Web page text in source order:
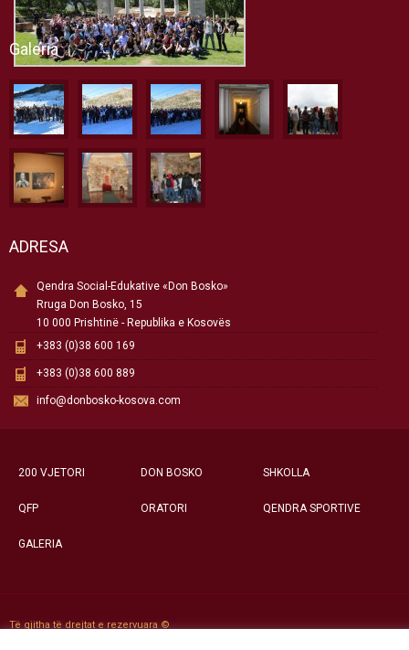
Galeria
ADRESA
Qendra Social-Edukative «Don Bosko»
Rruga Don Bosko, 15
10 000 Prishtinë - Republika e Kosovës
+383 (0)38 600 169
+383 (0)38 600 889
info@donbosko-kosova.com
200 VJETORI DON BOSKO SHKOLLA
QFP ORATORI QENDRA SPORTIVE
GALERIA
Të gjitha të drejtat e rezervuara ©